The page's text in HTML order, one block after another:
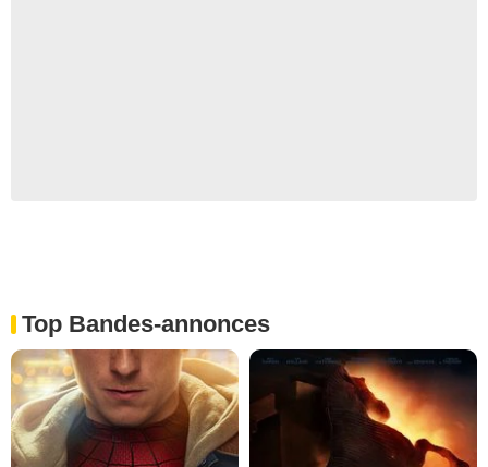
Top Bandes-annonces